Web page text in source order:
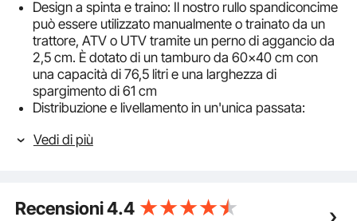
Design a spinta e traino: Il nostro rullo spandiconcime
può essere utilizzato manualmente o trainato da un
trattore, ATV o UTV tramite un perno di aggancio da
2,5 cm. È dotato di un tamburo da 60x40 cm con
una capacità di 76,5 litri e una larghezza di
spargimento di 61 cm
Distribuzione e livellamento in un'unica passata:
livellatrice che si abbassa rilasciando la clip a D,
questo rullo spandiconcime ha una finitura verniciata
Vedi di più
Recensioni4.4